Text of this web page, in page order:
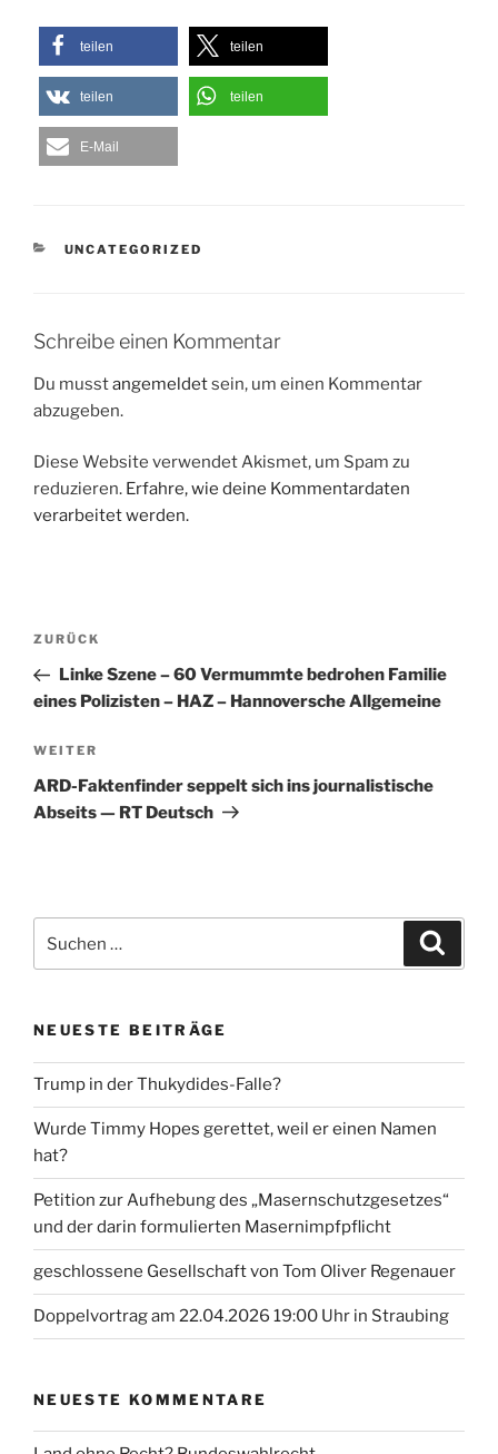
teilen teilen
teilen teilen
E-Mail
KATEGORIEN
UNCATEGORIZED
Schreibe einen Kommentar
Du musstangemeldetsein, um einen Kommentar
abzugeben.
Diese Website verwendet Akismet, um Spam zu
reduzieren. Erfahre, wie deine Kommentardaten
verarbeitet werden.
Beitragsnavigation
Vorheriger
Beitrag
ZURÜCK
Linke Szene – 60 Vermummte bedrohen Familie
eines Polizisten – HAZ – Hannoversche Allgemeine
Nächster
Beitrag
WEITER
ARD-Faktenfinder seppelt sich ins journalistische
Abseits — RT Deutsch
nach:
NEUESTE BEITRÄGE
Trump in der Thukydides-Falle?
Wurde Timmy Hopes gerettet, weil er einen Namen
hat?
Petition zur Aufhebung des „Masernschutzgesetzes“
und der darin formulierten Masernimpfpflicht
geschlossene Gesellschaft von Tom Oliver Regenauer
Doppelvortrag am 22.04.2026 19:00 Uhr in Straubing
NEUESTE KOMMENTARE